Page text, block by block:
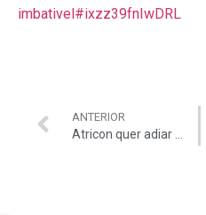
imbativel#ixzz39fnIwDRL
ANTERIOR